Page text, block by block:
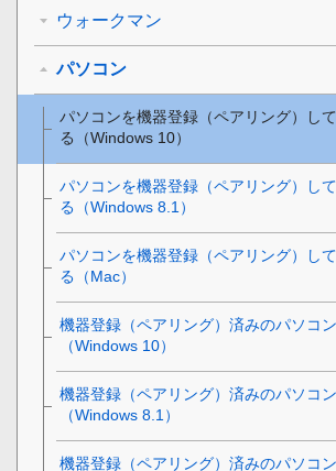
ウォークマン
パソコン
パソコンを機器登録（ペアリング）し
る（Windows 10）
パソコンを機器登録（ペアリング）し
る（Windows 8.1 ）
パソコンを機器登録（ペアリング）し
る（Mac）
機器登録（ペアリング）済みのパソコ
（Windows 10）
機器登録（ペアリング）済みのパソコ
（Windows 8.1 ）
機器登録（ペアリング）済みのパソコ